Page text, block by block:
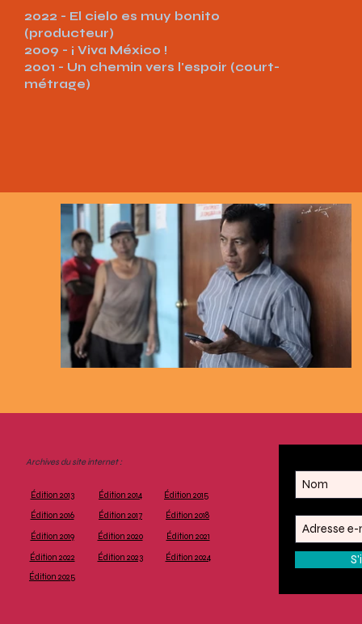
2022 - El cielo es muy bonito
(producteur)
2009 - ¡ Viva México !
2001 - Un chemin vers l'espoir (court-
métrage)
Archives du site internet :
Édition 2013
Édition 2016
Édition 2019
Édition 2022
Édition 2014
Édition 2017
Édition 2020
Édition 2023
Édition 2015
Édition 2018
Édition 2021
Édition 2024
Édition 2025